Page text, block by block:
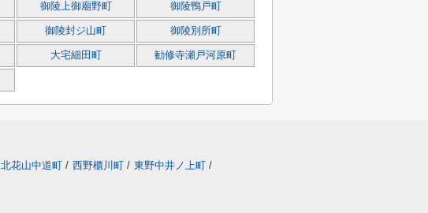
御陵上御廟野町 御陵鴨戸町
御陵封ジ山町 御陵別所町
大宅細田町 勧修寺瀬戸河原町
北花山中道町 / 西野櫃川町 / 東野中井ノ上町 /